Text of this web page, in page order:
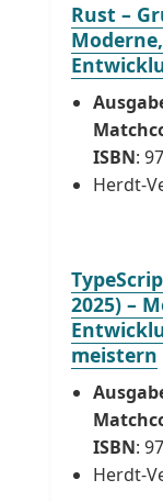
Rust –
ISBN:
Herdt-
2025) –
meistern
ISBN:
Herdt-